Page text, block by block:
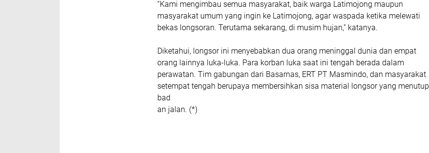
“Kami mengimbau semua masyarakat, baik warga Latimojong maupun
masyarakat umum yang ingin ke Latimojong, agar waspada ketika melewati
bekas longsoran. Terutama sekarang, di musim hujan,” katanya.
Diketahui, longsor ini menyebabkan dua orang meninggal dunia dan empat
orang lainnya luka-luka. Para korban luka saat ini tengah berada dalam
perawatan. Tim gabungan dari Basarnas, ERT PT Masmindo, dan masyarakat
setempat tengah berupaya membersihkan sisa material longsor yang menutup
bad
an jalan. (*)